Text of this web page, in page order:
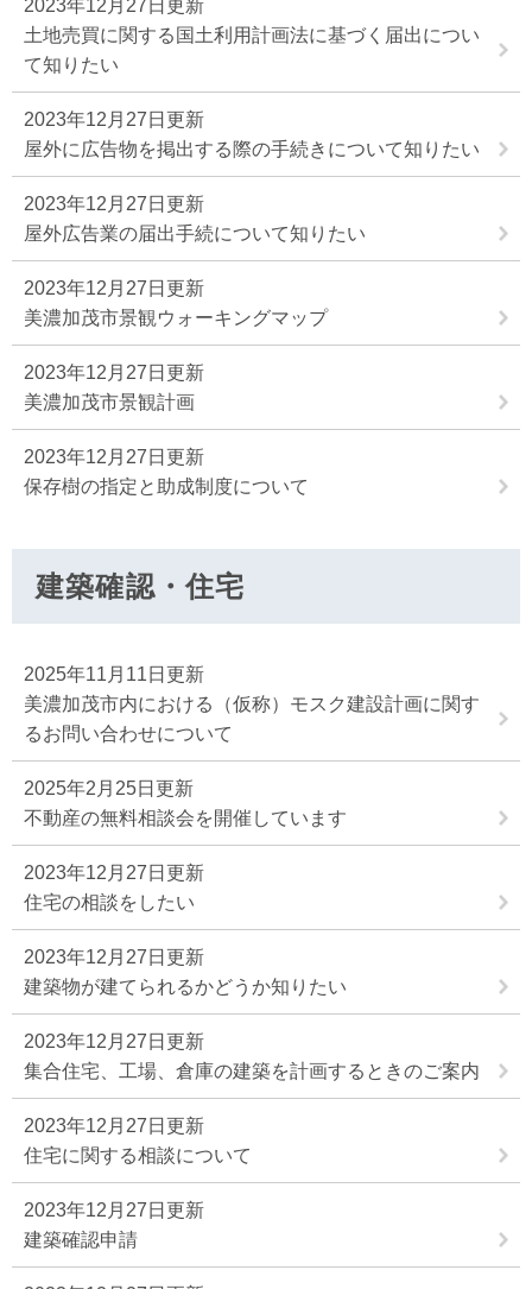
2023年12月27日更新
土地売買に関する国土利用計画法に基づく届出につい
て知りたい
2023年12月27日更新
屋外に広告物を掲出する際の手続きについて知りたい
2023年12月27日更新
屋外広告業の届出手続について知りたい
2023年12月27日更新
美濃加茂市景観ウォーキングマップ
2023年12月27日更新
美濃加茂市景観計画
2023年12月27日更新
保存樹の指定と助成制度について
建築確認・住宅
2025年11月11日更新
美濃加茂市内における（仮称）モスク建設計画に関す
るお問い合わせについて
2025年2月25日更新
不動産の無料相談会を開催しています
2023年12月27日更新
住宅の相談をしたい
2023年12月27日更新
建築物が建てられるかどうか知りたい
2023年12月27日更新
集合住宅、工場、倉庫の建築を計画するときのご案内
2023年12月27日更新
住宅に関する相談について
2023年12月27日更新
建築確認申請